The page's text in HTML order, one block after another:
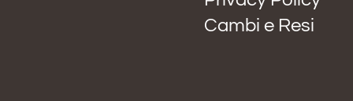
Cambi e Resi